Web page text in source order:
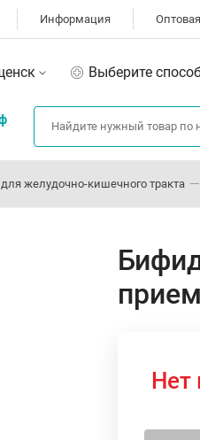
Информация
Выберите
желудочно-кишечного тракта
Нет